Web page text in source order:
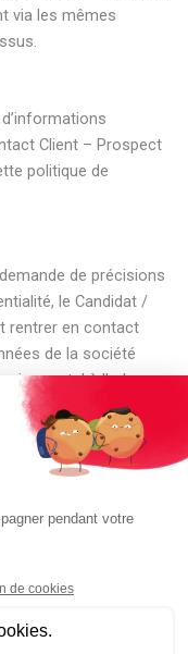
via les mêmes
Client – Prospect
politique de
de précisions
le Candidat /
rentrer en contact
de la société
postal à l’adresse
Données (DPD)
de confidentialité
de votre